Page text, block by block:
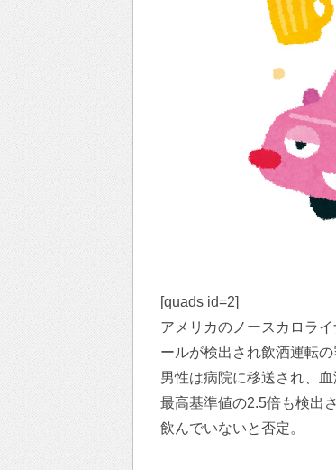
[quads id=2]
アメリカのノースカロラ
ールが検出され飲酒運転の
男性は病院に移送され、
最高基準値の2.5倍も検出
飲んでいないと否定。